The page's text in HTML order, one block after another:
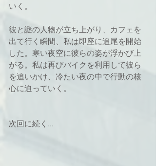
いく。
彼と謎の人物が立ち上がり、カフェを
出て行く瞬間、私は即座に追尾を開始
した。寒い夜空に彼らの姿が浮かび上
がる。私は再びバイクを利用して彼ら
を追いかけ、冷たい夜の中で行動の核
心に迫っていく。
次回に続く...